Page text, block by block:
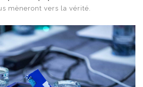
mèneront vers la vérité.